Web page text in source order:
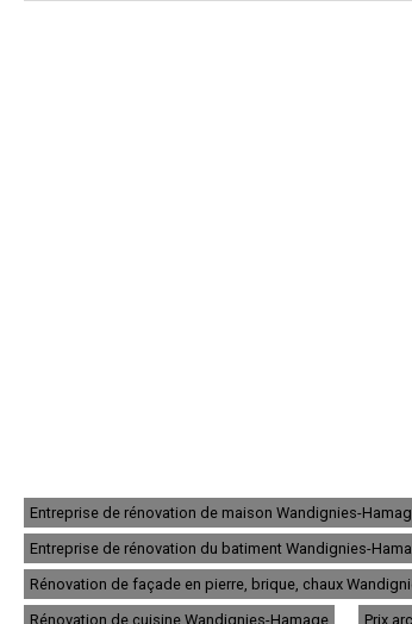
-
-
Entreprise de rénovation de maison Wandignies-
Entreprise de rénovation du batiment Wandignies-
Rénovation de façade en pierre, brique, chaux
Rénovation de cuisine Wandignies-Hamage
Prix